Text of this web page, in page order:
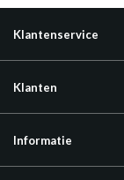
Klantenservice
Klanten
Informatie